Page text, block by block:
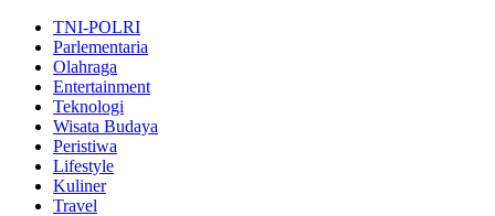
TNI-POLRI
Parlementaria
Olahraga
Entertainment
Teknologi
Wisata Budaya
Peristiwa
Lifestyle
Kuliner
Travel